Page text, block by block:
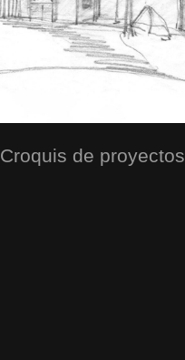
Croquis de proyectos